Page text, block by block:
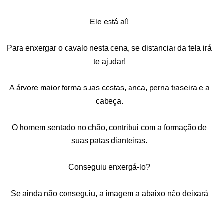
Ele está aí!
Para enxergar o cavalo nesta cena, se distanciar da tela irá
te ajudar!
A árvore maior forma suas costas, anca, perna traseira e a
cabeça.
O homem sentado no chão, contribui com a formação de
suas patas dianteiras.
Conseguiu enxergá-lo?
Se ainda não conseguiu, a imagem a abaixo não deixará